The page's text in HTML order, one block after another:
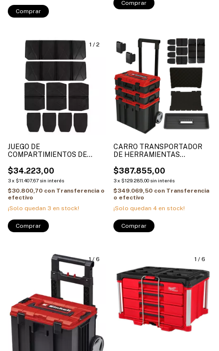
1 / 2
JUEGO DE
COMPARTIMIENTOS DE
CASE
$34.223,00
3x $11.407,67 sin interés
$30.800,70 con Transferencia o
efectivo
¡Solo quedan 3 en stock!
1/4
CARRO TRANSPORTADOR
DE HERRAMIENTAS
$387.855,00
3x $129.285,00 sin interés
$349.069,50 con Transferencia
o efectivo
¡Solo quedan 4 en stock!
1 / 6 1 / 6